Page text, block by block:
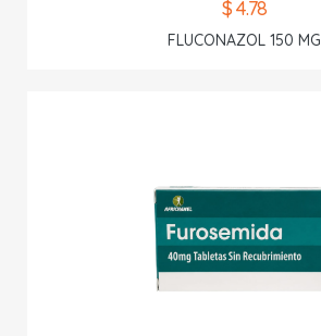
$ 4.78
FLUCONAZOL 150 MG